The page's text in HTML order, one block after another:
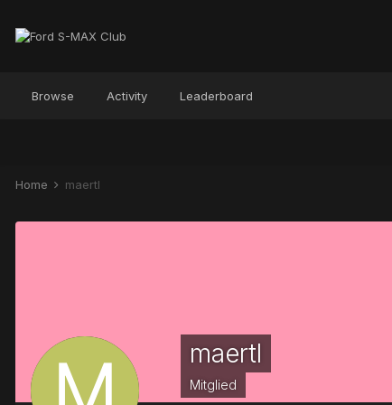
Browse Activity Leaderboard
Home maertl
maertl
Mitglied